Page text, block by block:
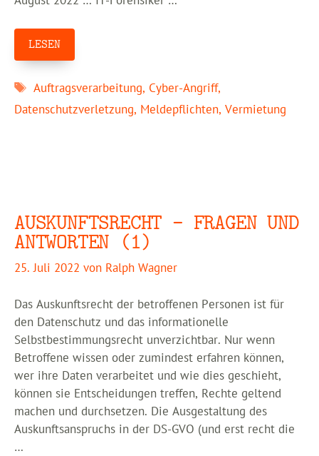
LESEN
Schlagwörter
Auftragsverarbeitung, Cyber-Angriff,
Datenschutzverletzung, Meldepflichten, Vermietung
AUSKUNFTSRECHT – FRAGEN UND
ANTWORTEN (1)
25. Juli 2022 von Ralph Wagner
Das Auskunftsrecht der betroffenen Personen ist für
den Datenschutz und das informationelle
Selbstbestimmungsrecht unverzichtbar. Nur wenn
Betroffene wissen oder zumindest erfahren können,
wer ihre Daten verarbeitet und wie dies geschieht,
können sie Entscheidungen treffen, Rechte geltend
machen und durchsetzen. Die Ausgestaltung des
Auskunftsanspruchs in der DS-GVO (und erst recht die
…